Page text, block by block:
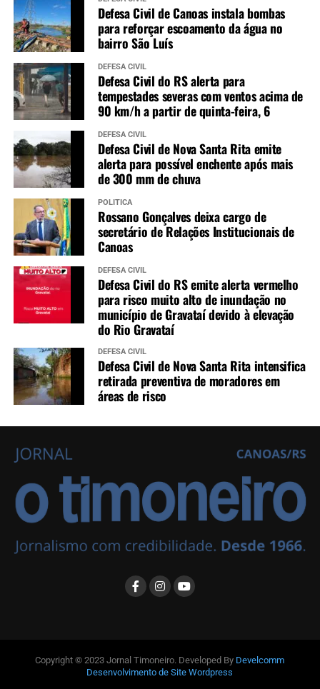
Defesa Civil de Canoas instala bombas
para reforçar escoamento da água no
bairro São Luís
DEFESA CIVIL
Defesa Civil do RS alerta para
tempestades severas com ventos acima de
90 km/h a partir de quinta-feira, 6
DEFESA CIVIL
Defesa Civil de Nova Santa Rita emite
alerta para possível enchente após mais
de 300 mm de chuva
POLÍTICA
Rossano Gonçalves deixa cargo de
secretário de Relações Institucionais de
Canoas
DEFESA CIVIL
Defesa Civil do RS emite alerta vermelho
para risco muito alto de inundação no
município de Gravataí devido à elevação
do Rio Gravataí
DEFESA CIVIL
Defesa Civil de Nova Santa Rita intensifica
retirada preventiva de moradores em
áreas de risco
Copyright © 2023 Jornal Timoneiro. Developed By Develcomm
Desenvolvimento de Site Wordpress